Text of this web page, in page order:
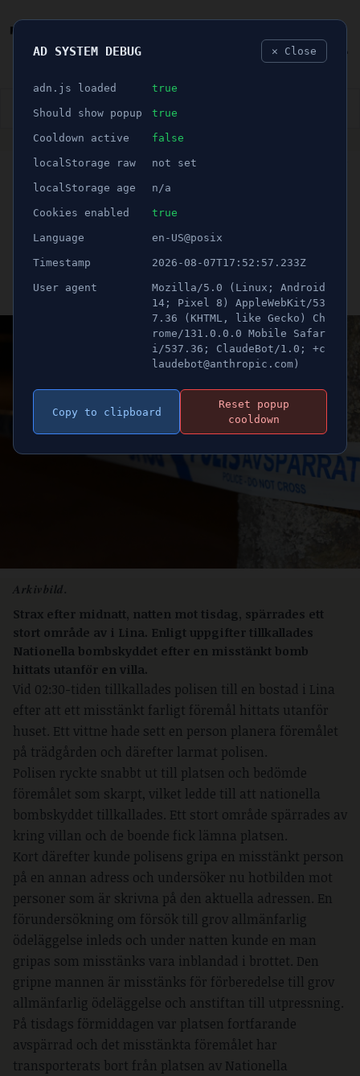
👮🏻‍♂️ BLÅLJUS ÅSIKTER SPORT
ANNONS
Misstänkt bomb hittades
utanför villa - En person
gripen
Publicerad 2 maj 2023 12:13
Arkivbild.
Strax efter midnatt, natten mot tisdag, spärrades ett
stort område av i Lina. Enligt uppgifter tillkallades
Nationella bombskyddet efter en misstänkt bomb
hittats utanför en villa.
Vid 02:30-tiden tillkallades polisen till en bostad i Lina
efter att ett misstänkt farligt föremål hittats utanför
huset. Ett vittne hade sett en person planera föremålet
på trädgården och därefter larmat polisen.
Polisen ryckte snabbt ut till platsen och bedömde
föremålet som skarpt, vilket ledde till att nationella
bombskyddet tillkallades. Ett stort område spärrades av
kring villan och de boende fick lämna platsen.
Kort därefter kunde polisens gripa en misstänkt person
på en annan adress och undersöker nu hotbilden mot
personer som är skrivna på den aktuella adressen. En
förundersökning om försök till grov allmänfarlig
ödeläggelse inleds och under natten kunde en man
gripas som misstänks vara inblandad i brottet. Den
gripne mannen är misstänks för förberedelse till grov
allmänfarlig ödeläggelse och anstiftan till utpressning.
På tisdags förmiddagen var platsen fortfarande
avspärrad och det misstänkta föremålet har
transporterats bort från platsen av Nationella
AD SYSTEM DEBUG ✕ Close
adn.js loaded true
Should show popup true
Cooldown active false
localStorage raw not set
localStorage age n/a
Cookies enabled true
Language en-US@posix
Timestamp 2026-08-07T17:52:57.233Z
User agent
Mozilla/5.0 (Linux; Android
14; Pixel 8) AppleWebKit/53
7.36 (KHTML, like Gecko) Ch
rome/131.0.0.0 Mobile Safar
i/537.36; ClaudeBot/1.0; +c
laudebot@anthropic.com)
Copy to clipboard
Reset popup
cooldown